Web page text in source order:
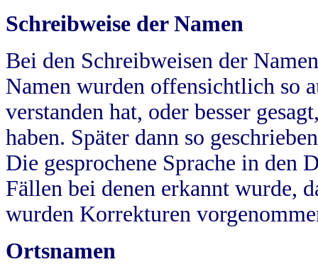
Schreibweise der Namen
Bei den Schreibweisen der
Namen wurden offensichtlich so
verstanden hat, oder besser
haben. Später dann so
Die gesprochene Sprache in
Fällen bei denen erkannt wurde,
wurden Korrekturen
Ortsnamen